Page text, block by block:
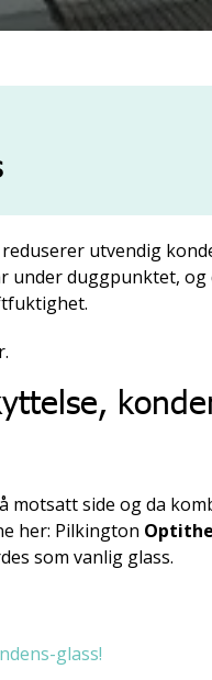
utvendig
duggpunktet, og
motsatt side og da
her: Pilkington
som vanlig glass.
glass!